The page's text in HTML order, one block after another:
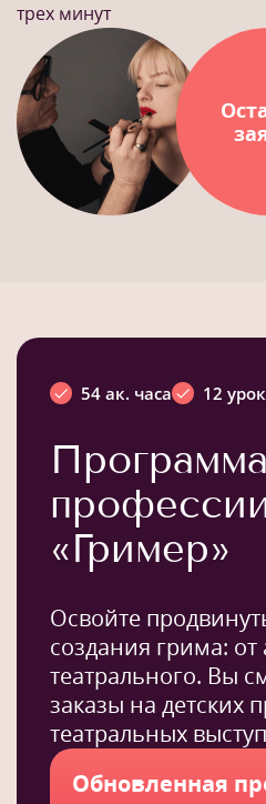
трех минут
54 ак. часа 12
«Гример»
Освойте
создания грима: от
театрального. Вы
заказы на детских
театральных
Обновленная